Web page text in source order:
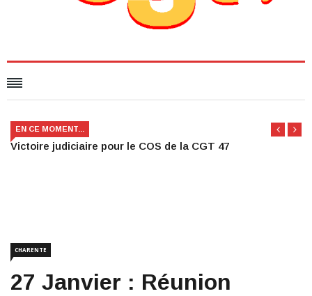
EN CE MOMENT...
Victoire judiciaire pour le COS de la CGT 47
CHARENTE
27 Janvier : Réunion